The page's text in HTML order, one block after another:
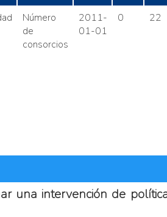
Número
de
consorcios
2011-
01-01
0 22
una intervención de